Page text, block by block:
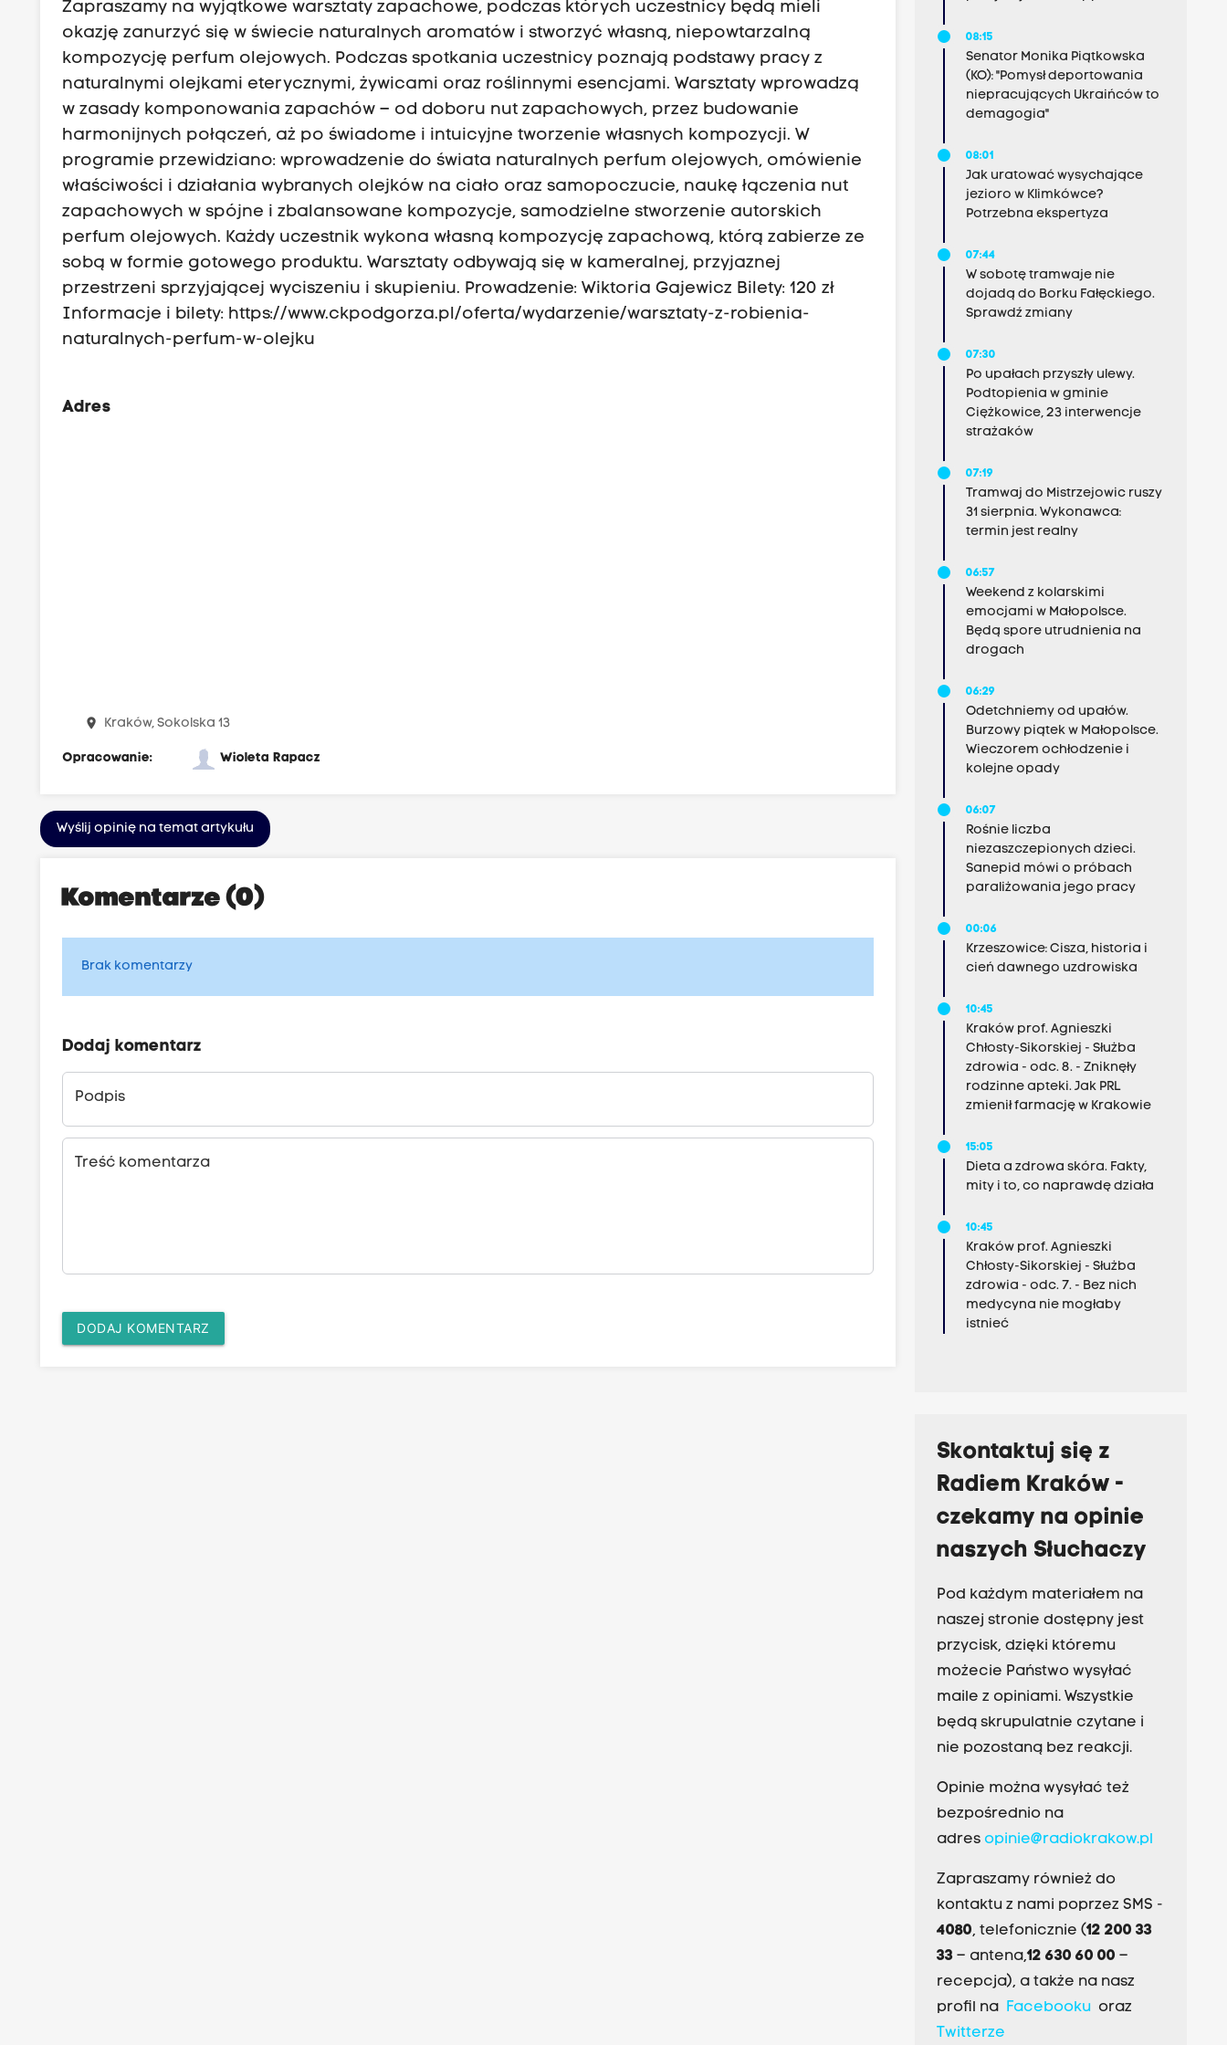
Zapraszamy na wyjątkowe warsztaty zapachowe, podczas których uczestnicy będą mieli
okazję zanurzyć się w świecie naturalnych aromatów i stworzyć własną, niepowtarzalną
kompozycję perfum olejowych. Podczas spotkania uczestnicy poznają podstawy pracy z
naturalnymi olejkami eterycznymi, żywicami oraz roślinnymi esencjami. Warsztaty wprowadzą
w zasady komponowania zapachów – od doboru nut zapachowych, przez budowanie
harmonijnych połączeń, aż po świadome i intuicyjne tworzenie własnych kompozycji. W
programie przewidziano: wprowadzenie do świata naturalnych perfum olejowych, omówienie
właściwości i działania wybranych olejków na ciało oraz samopoczucie, naukę łączenia nut
zapachowych w spójne i zbalansowane kompozycje, samodzielne stworzenie autorskich
perfum olejowych. Każdy uczestnik wykona własną kompozycję zapachową, którą zabierze ze
sobą w formie gotowego produktu. Warsztaty odbywają się w kameralnej, przyjaznej
przestrzeni sprzyjającej wyciszeniu i skupieniu. Prowadzenie: Wiktoria Gajewicz Bilety: 120 zł
Informacje i bilety: https://www.ckpodgorza.pl/oferta/wydarzenie/warsztaty-z-robienia-
naturalnych-perfum-w-olejku
Adres
place Kraków, Sokolska 13
Opracowanie: Wioleta Rapacz
Wyślij opinię na temat artykułu
Komentarze (0)
Brak komentarzy
Dodaj komentarz
Podpis
Treść komentarza
DODAJ KOMENTARZ
08:15
Senator Monika Piątkowska
(KO): "Pomysł deportowania
niepracujących Ukraińców to
demagogia"
08:01
Jak uratować wysychające
jezioro w Klimkówce?
Potrzebna ekspertyza
07:44
W sobotę tramwaje nie
dojadą do Borku Fałęckiego.
Sprawdź zmiany
07:30
Po upałach przyszły ulewy.
Podtopienia w gminie
Ciężkowice, 23 interwencje
strażaków
07:19
Tramwaj do Mistrzejowic ruszy
31 sierpnia. Wykonawca:
termin jest realny
06:57
Weekend z kolarskimi
emocjami w Małopolsce.
Będą spore utrudnienia na
drogach
06:29
Odetchniemy od upałów.
Burzowy piątek w Małopolsce.
Wieczorem ochłodzenie i
kolejne opady
06:07
Rośnie liczba
niezaszczepionych dzieci.
Sanepid mówi o próbach
paraliżowania jego pracy
00:06
Krzeszowice: Cisza, historia i
cień dawnego uzdrowiska
10:45
Kraków prof. Agnieszki
Chłosty-Sikorskiej - Służba
zdrowia - odc. 8. - Zniknęły
rodzinne apteki. Jak PRL
zmienił farmację w Krakowie
15:05
Dieta a zdrowa skóra. Fakty,
mity i to, co naprawdę działa
10:45
Kraków prof. Agnieszki
Chłosty-Sikorskiej - Służba
zdrowia - odc. 7. - Bez nich
medycyna nie mogłaby
istnieć
Skontaktuj się z
Radiem Kraków -
czekamy na opinie
naszych Słuchaczy
Pod każdym materiałem na
naszej stronie dostępny jest
przycisk, dzięki któremu
możecie Państwo wysyłać
maile z opiniami. Wszystkie
będą skrupulatnie czytane i
nie pozostaną bez reakcji.
Opinie można wysyłać też
bezpośrednio na
adres opinie@radiokrakow.pl
Zapraszamy również do
kontaktu z nami poprzez SMS -
4080, telefonicznie (12 200 33
33– antena,12 630 60 00 –
recepcja), a także na nasz
profil na Facebookuoraz
Twitterze